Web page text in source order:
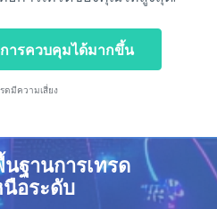
ารควบคุมได้มากขึ้น
ดมีความเสี่ยง
ฐานการเทรด
นือระดับ